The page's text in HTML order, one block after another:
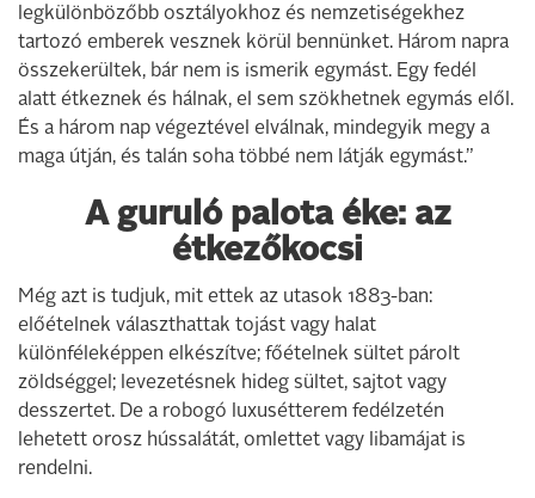
legkülönbözőbb osztályokhoz és nemzetiségekhez
tartozó emberek vesznek körül bennünket. Három napra
összekerültek, bár nem is ismerik egymást. Egy fedél
alatt étkeznek és hálnak, el sem szökhetnek egymás elől.
És a három nap végeztével elválnak, mindegyik megy a
maga útján, és talán soha többé nem látják egymást.”
A guruló palota éke: az
étkezőkocsi
Még azt is tudjuk, mit ettek az utasok 1883-ban:
előételnek választhattak tojást vagy halat
különféleképpen elkészítve; főételnek sültet párolt
zöldséggel; levezetésnek hideg sültet, sajtot vagy
desszertet. De a robogó luxusétterem fedélzetén
lehetett orosz hússalátát, omlettet vagy libamájat is
rendelni.